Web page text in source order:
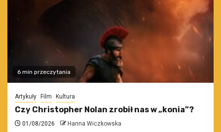
6 min przeczytania
Artykuły Film Kultura
Czy Christopher Nolan zrobił nas w „konia”?
01/08/2026 Hanna Wiczkowska